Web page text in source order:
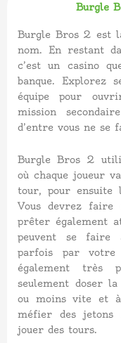
Burgle
Burgle Bros 2 est
nom. En restant
c’est un casino
banque. Explorez
équipe pour
mission
d’entre vous ne se
Burgle Bros 2
où chaque joueur
tour, pour ensuite
Vous devrez
prêter également
peuvent se faire
parfois par
également très
seulement doser
ou moins vite et
méfier des jetons
jouer des tours.